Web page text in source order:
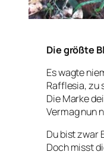
Die größte
Es wagte
Rafflesia, zu
Die Marke
Vermag nun
Du bist zwar
Doch misst